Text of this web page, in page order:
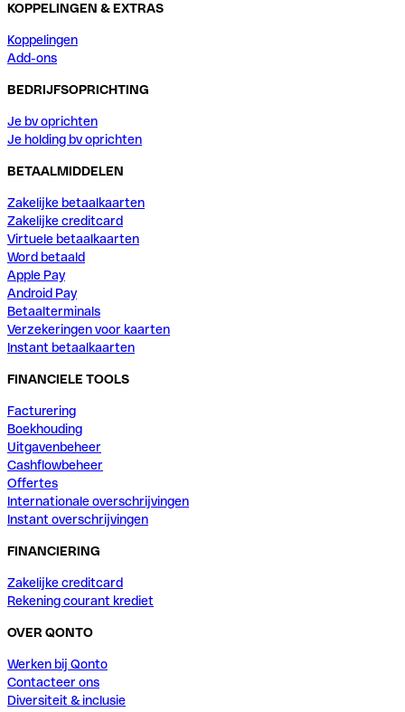
KOPPELINGEN & EXTRAS
Koppelingen
Add-ons
BEDRIJFSOPRICHTING
Je bv oprichten
Je holding bv oprichten
BETAALMIDDELEN
Zakelijke betaalkaarten
Zakelijke creditcard
Virtuele betaalkaarten
Word betaald
Apple Pay
Android Pay
Betaalterminals
Verzekeringen voor kaarten
Instant betaalkaarten
FINANCIELE TOOLS
Facturering
Boekhouding
Uitgavenbeheer
Cashflowbeheer
Offertes
Internationale overschrijvingen
Instant overschrijvingen
FINANCIERING
Zakelijke creditcard
Rekening courant krediet
OVER QONTO
Werken bij Qonto
Contacteer ons
Diversiteit & inclusie